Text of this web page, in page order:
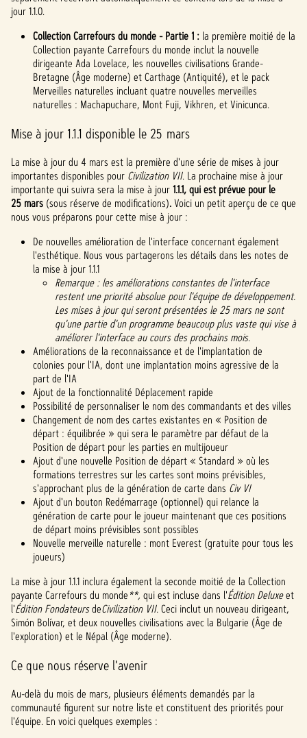
jour 1.1.0.
Collection Carrefours du monde - Partie 1 : la première moitié de la
Collection payante Carrefours du monde inclut la nouvelle
dirigeante Ada Lovelace, les nouvelles civilisations Grande-
Bretagne (Âge moderne) et Carthage (Antiquité), et le pack
Merveilles naturelles incluant quatre nouvelles merveilles
naturelles : Machapuchare, Mont Fuji, Vikhren, et Vinicunca.
Mise à jour 1.1.1 disponible le 25 mars
La mise à jour du 4 mars est la première d'une série de mises à jour
importantes disponibles pour Civilization VII. La prochaine mise à jour
importante qui suivra sera la mise à jour1.1.1, qui est prévue pour le
25 mars (sous réserve de modifications).Voici un petit aperçu de ce que
nous vous préparons pour cette mise à jour :
De nouvelles amélioration de l'interface concernant également
l'esthétique. Nous vous partagerons les détails dans les notes de
la mise à jour 1.1.1
Remarque : les améliorations constantes de l'interface
restent une priorité absolue pour l'équipe de développement.
Les mises à jour qui seront présentées le 25 mars ne sont
qu'une partie d'un programme beaucoup plus vaste qui vise à
améliorer l'interface au cours des prochains mois.
Améliorations de la reconnaissance et de l'implantation de
colonies pour l'IA, dont une implantation moins agressive de la
part de l'IA
Ajout de la fonctionnalité Déplacement rapide
Possibilité de personnaliser le nom des commandants et des villes
Changement de nom des cartes existantes en « Position de
départ : équilibrée » qui sera le paramètre par défaut de la
Position de départ pour les parties en multijoueur
Ajout d'une nouvelle Position de départ « Standard » où les
formations terrestres sur les cartes sont moins prévisibles,
s'approchant plus de la génération de carte dans Civ VI
Ajout d'un bouton Redémarrage (optionnel) qui relance la
génération de carte pour le joueur maintenant que ces positions
de départ moins prévisibles sont possibles
Nouvelle merveille naturelle : mont Everest (gratuite pour tous les
joueurs)
La mise à jour 1.1.1 inclura également la seconde moitié de la Collection
payante Carrefours du monde**, qui est incluse dans l'Édition Deluxeet
l'Édition FondateursdeCivilization VII.Ceci inclut un nouveau dirigeant,
Simón Bolívar, et deux nouvelles civilisations avec la Bulgarie (Âge de
l'exploration) et le Népal (Âge moderne).
Ce que nous réserve l'avenir
Au-delà du mois de mars, plusieurs éléments demandés par la
communauté figurent sur notre liste et constituent des priorités pour
l'équipe. En voici quelques exemples :